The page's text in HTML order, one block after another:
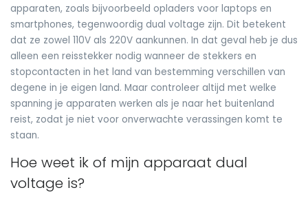
apparaten, zoals bijvoorbeeld opladers voor laptops en
smartphones, tegenwoordig dual voltage zijn. Dit betekent
dat ze zowel 110V als 220V aankunnen. In dat geval heb je dus
alleen een reisstekker nodig wanneer de stekkers en
stopcontacten in het land van bestemming verschillen van
degene in je eigen land. Maar controleer altijd met welke
spanning je apparaten werken als je naar het buitenland
reist, zodat je niet voor onverwachte verassingen komt te
staan.
Hoe weet ik of mijn apparaat dual
voltage is?